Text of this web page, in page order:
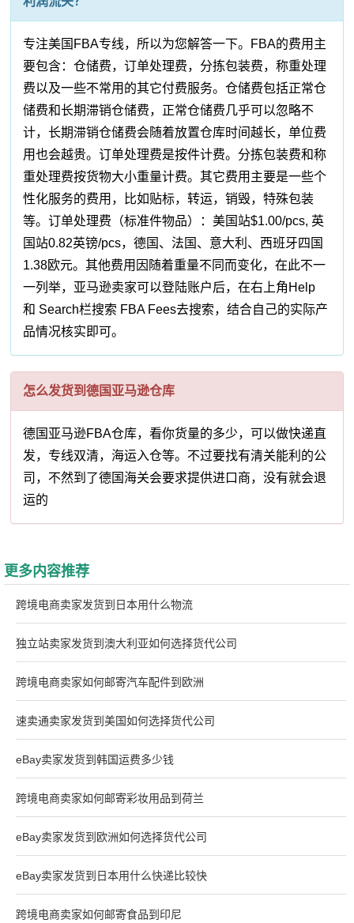
专注美国FBA专线，所以为您解答一下。FBA的费用主
要包含：仓储费，订单处理费，分拣包装费，称重处理
费以及一些不常用的其它付费服务。仓储费包括正常仓
储费和长期滞销仓储费，正常仓储费几乎可以忽略不
计，长期滞销仓储费会随着放置仓库时间越长，单位费
用也会越贵。订单处理费是按件计费。分拣包装费和称
重处理费按货物大小重量计费。其它费用主要是一些个
性化服务的费用，比如贴标，转运，销毁，特殊包装
等。订单处理费（标准件物品）：美国站$1.00/pcs, 英
国站0.82英镑/pcs，德国、法国、意大利、西班牙四国
1.38欧元。其他费用因随着重量不同而变化，在此不一
一列举，亚马逊卖家可以登陆账户后，在右上角Help
和 Search栏搜索 FBA Fees去搜索，结合自己的实际产
品情况核实即可。
怎么发货到德国亚马逊仓库
德国亚马逊FBA仓库，看你货量的多少，可以做快递直
发，专线双清，海运入仓等。不过要找有清关能利的公
司，不然到了德国海关会要求提供进口商，没有就会退
运的
更多内容推荐
跨境电商卖家发货到日本用什么物流
独立站卖家发货到澳大利亚如何选择货代公司
跨境电商卖家如何邮寄汽车配件到欧洲
速卖通卖家发货到美国如何选择货代公司
eBay卖家发货到韩国运费多少钱
跨境电商卖家如何邮寄彩妆用品到荷兰
eBay卖家发货到欧洲如何选择货代公司
eBay卖家发货到日本用什么快递比较快
跨境电商卖家如何邮寄食品到印尼